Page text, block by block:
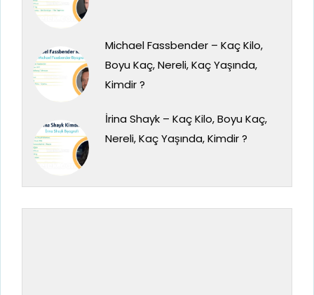
Michael Fassbender – Kaç Kilo,
Boyu Kaç, Nereli, Kaç Yaşında,
Kimdir ?
İrina Shayk – Kaç Kilo, Boyu Kaç,
Nereli, Kaç Yaşında, Kimdir ?